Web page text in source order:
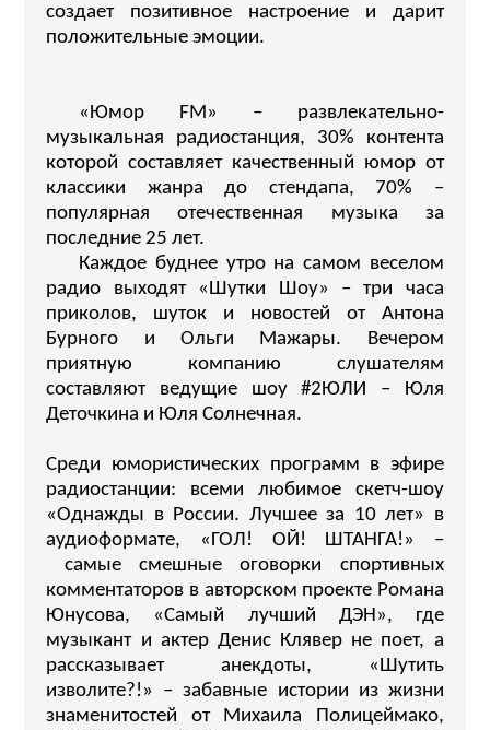
создает позитивное настроение и дарит
положительные эмоции.
«Юмор FM» – развлекательно-
музыкальная радиостанция, 30% контента
которой составляет качественный юмор от
классики жанра до стендапа, 70% –
популярная отечественная музыка за
последние 25 лет.
Каждое буднее утро на самом веселом
радио выходят «Шутки Шоу» – три часа
приколов, шуток и новостей от Антона
Бурного и Ольги Мажары. Вечером
приятную компанию слушателям
составляют ведущие шоу #2ЮЛИ – Юля
Деточкина и Юля Солнечная.
Среди юмористических программ в эфире
радиостанции: всеми любимое скетч-шоу
«Однажды в России. Лучшее за 10 лет» в
аудиоформате, «ГОЛ! ОЙ! ШТАНГА!» –
самые смешные оговорки спортивных
комментаторов в авторском проекте Романа
Юнусова, «Самый лучший ДЭН», где
музыкант и актер Денис Клявер не поет, а
рассказывает анекдоты, «Шутить
изволите?!» – забавные истории из жизни
знаменитостей от Михаила Полицеймако,